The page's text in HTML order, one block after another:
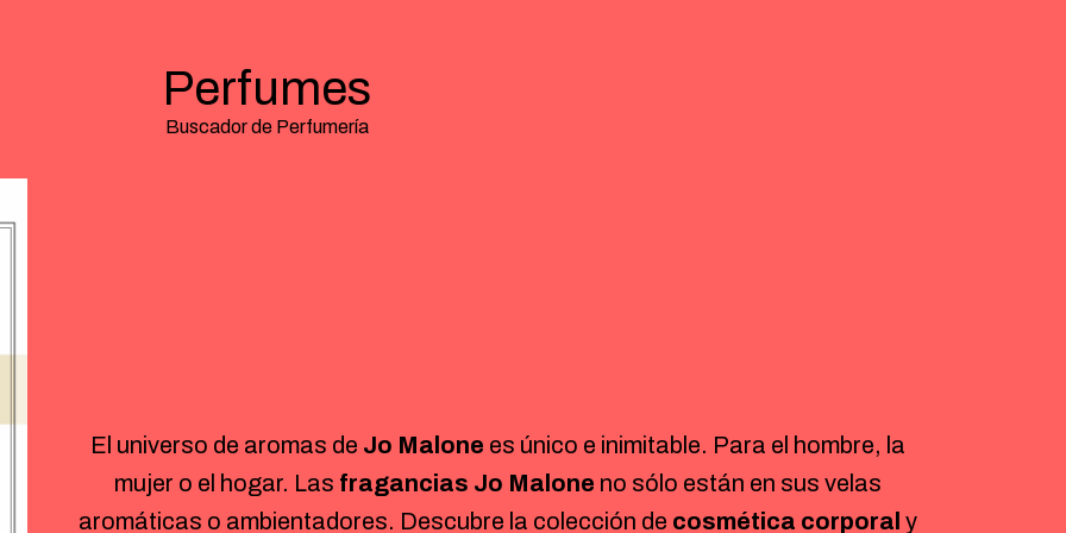
Perfumes
Buscador de Perfumería
El universo de aromas de Jo Malone es único e inimitable. Para el hombre, la
mujer o el hogar. Las fragancias Jo Malone no sólo están en sus velas
aromáticas o ambientadores. Descubre la colección de cosmética corporal y